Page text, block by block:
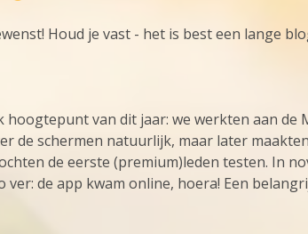
Houd je vast - het is best een lange
hoogtepunt van dit jaar: we werkten aan de
de schermen natuurlijk, maar later
de eerste (premium)leden testen. In
ver: de app kwam online, hoera! Een